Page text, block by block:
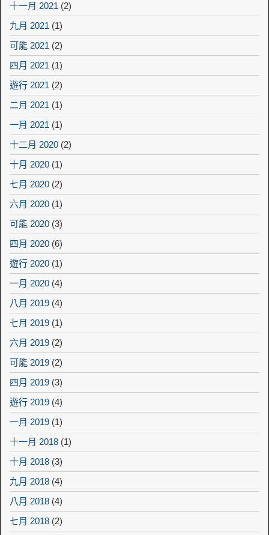
十一月 2021 (2)
九月 2021 (1)
可能 2021 (2)
四月 2021 (1)
遊行 2021 (2)
二月 2021 (1)
一月 2021 (1)
十二月 2020 (2)
十月 2020 (1)
七月 2020 (2)
六月 2020 (1)
可能 2020 (3)
四月 2020 (6)
遊行 2020 (1)
一月 2020 (4)
八月 2019 (4)
七月 2019 (1)
六月 2019 (2)
可能 2019 (2)
四月 2019 (3)
遊行 2019 (4)
一月 2019 (1)
十一月 2018 (1)
十月 2018 (3)
九月 2018 (4)
八月 2018 (4)
七月 2018 (2)